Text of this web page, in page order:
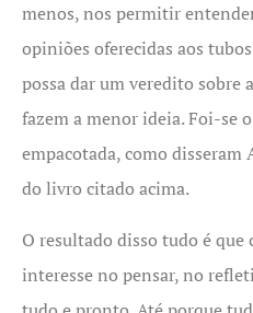
menos, nos permitir
opiniões oferecidas aos
possa dar um veredito sobre
fazem a menor ideia. Foi-se
empacotada, como disseram
do livro citado acima.
O resultado disso tudo é que
interesse no pensar, no